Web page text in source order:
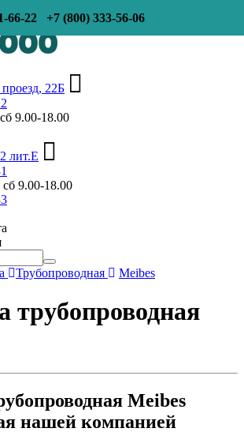
66-22 +7 (800) 333-56-06
22Б
9.00-18.00
лит.Е
9.00-18.00
Трубопроводная Meibes
трубопроводная
Meibes
нашей компанией